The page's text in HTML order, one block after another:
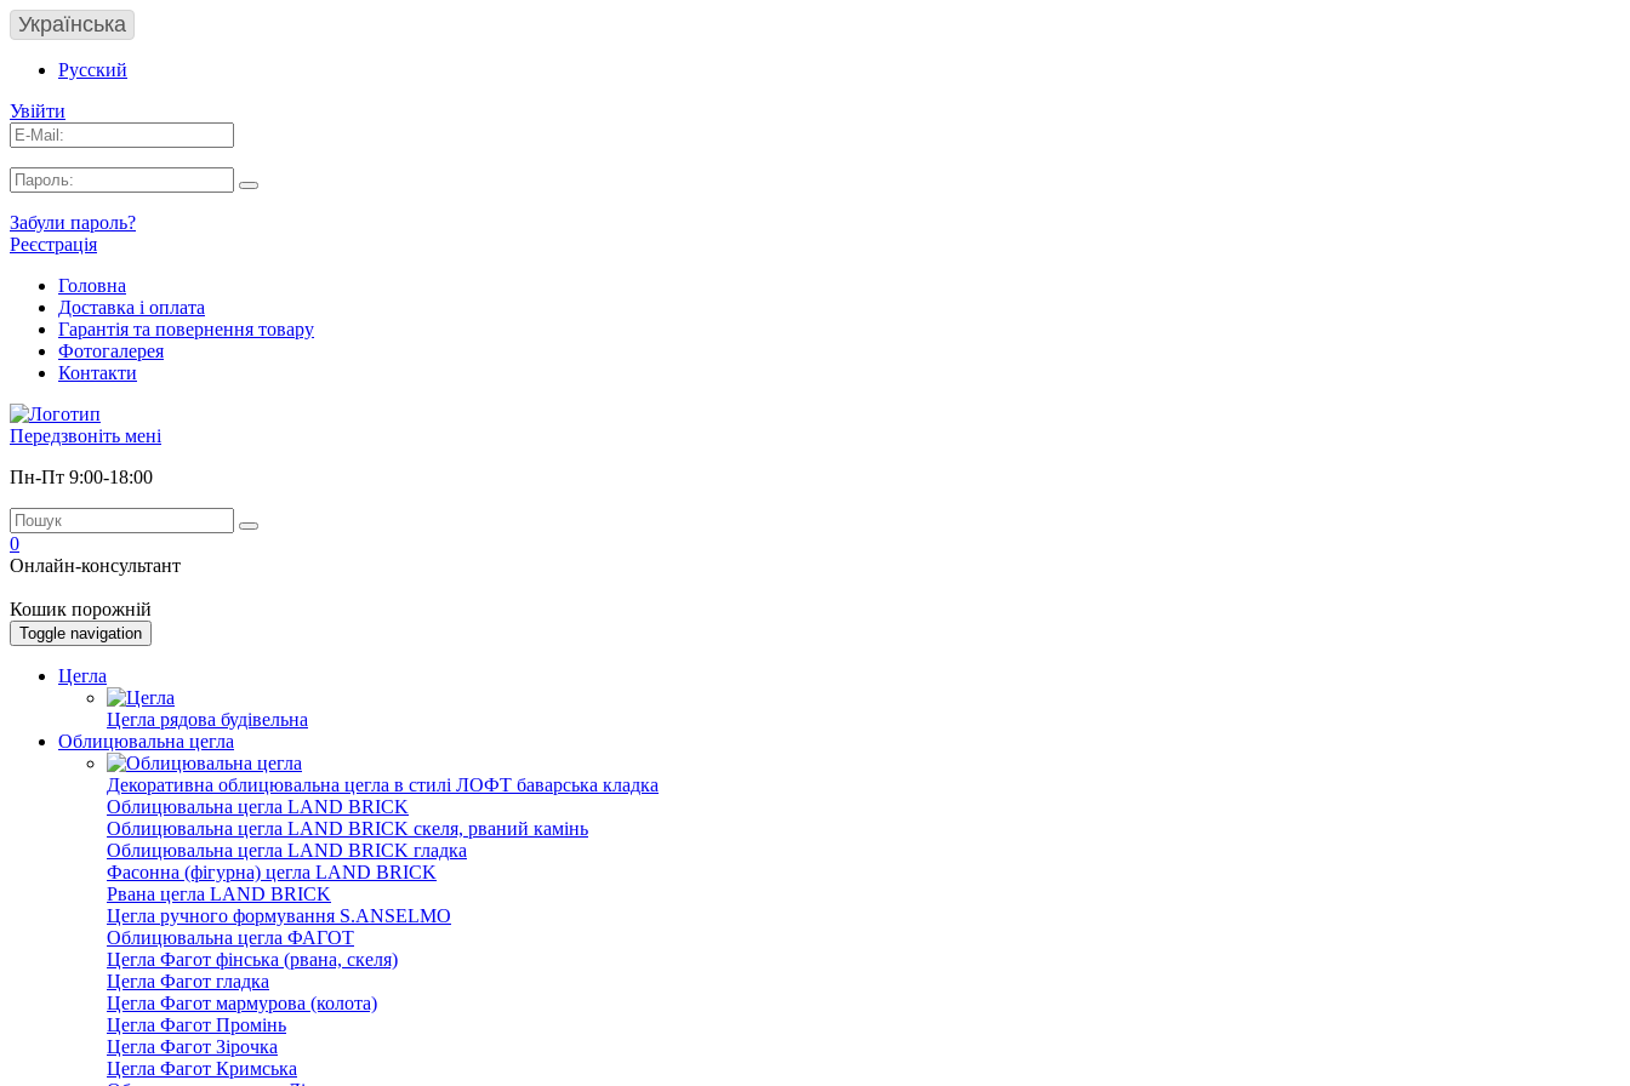
Українська
Русский
Увійти
Забули пароль?
Реєстрація
Головна
Доставка і оплата
Гарантія та повернення товару
Фотогалерея
Контакти
Передзвоніть мені
Пн-Пт 9:00-18:00
0
Онлайн-консультант
Кошик порожній
Toggle navigation
Цегла
Цегла рядова будівельна
Облицювальна цегла
Декоративна облицювальна цегла в стилі ЛОФТ баварська кладка
Облицювальна цегла LAND BRICK
Облицювальна цегла LAND BRICK скеля, рваний камінь
Облицювальна цегла LAND BRICK гладка
Фасонна (фігурна) цегла LAND BRICK
Рвана цегла LAND BRICK
Цегла ручного формування S.ANSELMO
Облицювальна цегла ФАГОТ
Цегла Фагот фінська (рвана, скеля)
Цегла Фагот гладка
Цегла Фагот мармурова (колота)
Цегла Фагот Промінь
Цегла Фагот Зірочка
Цегла Фагот Кримська